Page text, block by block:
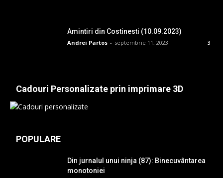
Amintiri din Costinesti (10.09.2023)
Andrei Partos - septembrie 11, 2023 3
Cadouri Personalizate prin imprimare 3D
POPULARE
Din jurnalul unui ninja (87): Binecuvântarea
monotoniei